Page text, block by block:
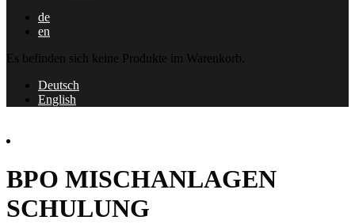
de
en
Es befinden sich keine Produkte im Warenkorb.
Deutsch
English
BPO MISCHANLAGEN
SCHULUNG